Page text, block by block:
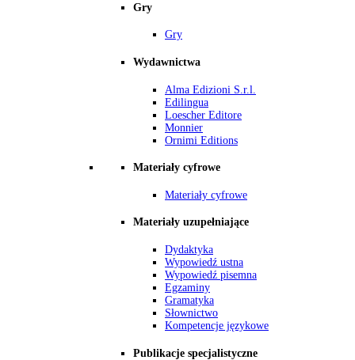
Gry
Gry
Wydawnictwa
Alma Edizioni S.r.l.
Edilingua
Loescher Editore
Monnier
Ornimi Editions
Materiały cyfrowe
Materiały cyfrowe
Materiały uzupełniające
Dydaktyka
Wypowiedź ustna
Wypowiedź pisemna
Egzaminy
Gramatyka
Słownictwo
Kompetencje językowe
Publikacje specjalistyczne